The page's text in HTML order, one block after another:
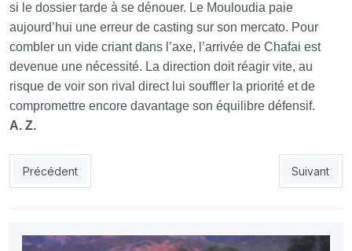
si le dossier tarde à se dénouer. Le Mouloudia paie
aujourd’hui une erreur de casting sur son mercato. Pour
combler un vide criant dans l’axe, l’arrivée de Chafai est
devenue une nécessité. La direction doit réagir vite, au
risque de voir son rival direct lui souffler la priorité et de
compromettre encore davantage son équilibre défensif.
A. Z.
Article précédent : JSK : Merbah reprendra dans une semaine
Précédent Article
Suivant